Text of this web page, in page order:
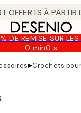
DE REMISE SUR LES
0 min0 s
Valable
jusqu'au
:
▸Crochets